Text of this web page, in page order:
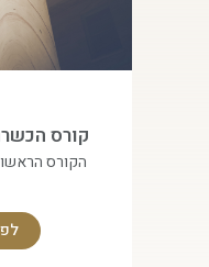
קורס
הקורס